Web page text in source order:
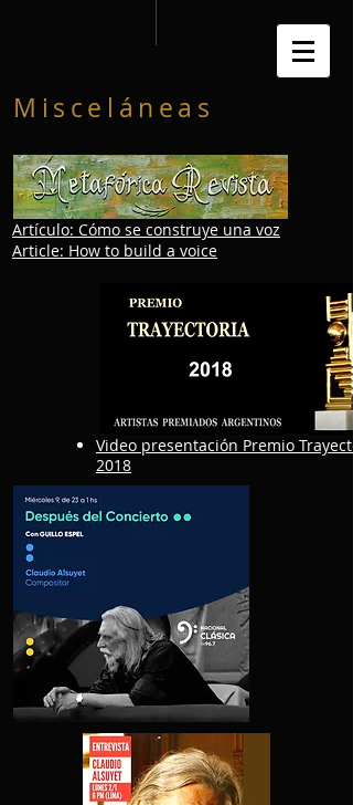
Misceláneas
Artículo: Cómo se construye una voz
Article: How to build a voice
Video presentación Premio
2018